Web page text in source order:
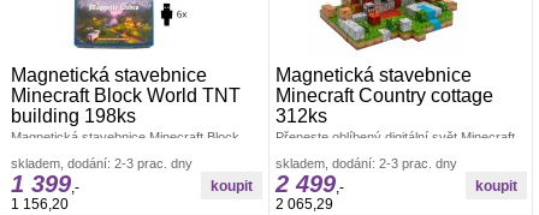
Magnetická stavebnice
Minecraft Block World TNT
building 198ks
Magnetická stavebnice Minecraft Block
obrazovek přímo do reálného
skladem, dodání: 2-3 prac. dny
1 399,-
1 156,20
Magnetická stavebnice
Minecraft Country cottage
312ks
Přeneste oblíbený digitální svět Minecraft
stavebnicí Country cottage, která
skladem, dodání: 2-3 prac. dny
2 499,-
2 065,29